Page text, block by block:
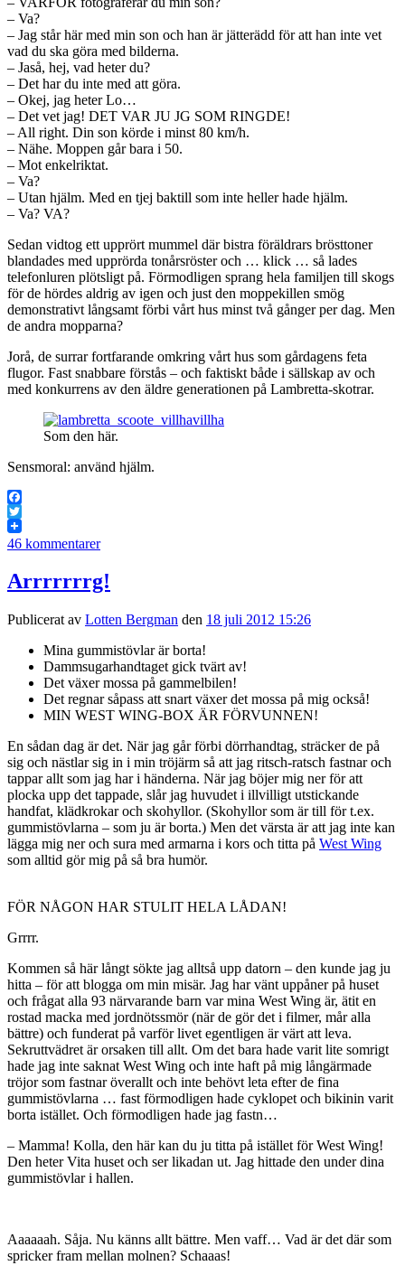
– Va?
– Jag står här med min son och han är jätterädd för att han inte vet
vad du ska göra med bilderna.
– Jaså, hej, vad heter du?
– Det har du inte med att göra.
– Okej, jag heter Lo…
– Det vet jag! DET VAR JU JG SOM RINGDE!
– All right. Din son körde i minst 80 km/h.
– Nähe. Moppen går bara i 50.
– Mot enkelriktat.
– Va?
– Utan hjälm. Med en tjej baktill som inte heller hade hjälm.
– Va? VA?
Sedan vidtog ett upprört mummel där bistra föräldrars brösttoner
blandades med upprörda tonårsröster och … klick … så lades
telefonluren plötsligt på. Förmodligen sprang hela familjen till skogs
för de hördes aldrig av igen och just den moppekillen smög
demonstrativt långsamt förbi vårt hus minst två gånger per dag. Men
de andra mopparna?
Jorå, de surrar fortfarande omkring vårt hus som gårdagens feta
flugor. Fast snabbare förstås – och faktiskt både i sällskap av och
med konkurrens av den äldre generationen på Lambretta-skotrar.
Som den här.
Sensmoral: använd hjälm.
Facebook
Twitter
46 kommentarer
Arrrrrrrg!
Publicerat av Lotten Bergman den 18 juli 2012 15:26
Mina gummistövlar är borta!
Dammsugarhandtaget gick tvärt av!
Det växer mossa på gammelbilen!
Det regnar såpass att snart växer det mossa på mig också!
MIN WEST WING-BOX ÄR FÖRVUNNEN!
En sådan dag är det. När jag går förbi dörrhandtag, sträcker de på
sig och nästlar sig in i min tröjärm så att jag ritsch-ratsch fastnar och
tappar allt som jag har i händerna. När jag böjer mig ner för att
plocka upp det tappade, slår jag huvudet i illvilligt utstickande
handfat, klädkrokar och skohyllor. (Skohyllor som är till för t.ex.
gummistövlarna – som ju är borta.) Men det värsta är att jag inte kan
lägga mig ner och sura med armarna i kors och titta på West Wing
som alltid gör mig på så bra humör.
FÖR NÅGON HAR STULIT HELA LÅDAN!
Grrrr.
Kommen så här långt sökte jag alltså upp datorn – den kunde jag ju
hitta – för att blogga om min misär. Jag har vänt uppåner på huset
och frågat alla 93 närvarande barn var mina West Wing är, ätit en
rostad macka med jordnötssmör (när de gör det i filmer, mår alla
bättre) och funderat på varför livet egentligen är värt att leva.
Sekruttvädret är orsaken till allt. Om det bara hade varit lite somrigt
hade jag inte saknat West Wing och inte haft på mig långärmade
tröjor som fastnar överallt och inte behövt leta efter de fina
gummistövlarna … fast förmodligen hade cyklopet och bikinin varit
borta istället. Och förmodligen hade jag fastn…
– Mamma! Kolla, den här kan du ju titta på istället för West Wing!
Den heter Vita huset och ser likadan ut. Jag hittade den under dina
gummistövlar i hallen.
Aaaaaah. Såja. Nu känns allt bättre. Men vaff… Vad är det där som
spricker fram mellan molnen? Schaaas!